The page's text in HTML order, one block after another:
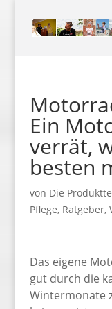
Ein
verrät,
besten
von Die
Pflege, Ratgeber,
Das eigene
gut durch die
Wintermonate